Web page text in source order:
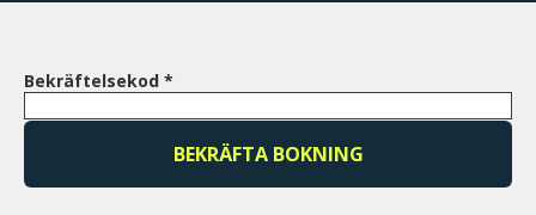
Bekräftelsekod *